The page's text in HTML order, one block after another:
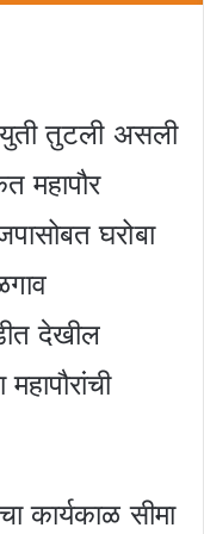
तुटली असली
महापौर
घरोबा
देखील
कार्यकाळ सीमा